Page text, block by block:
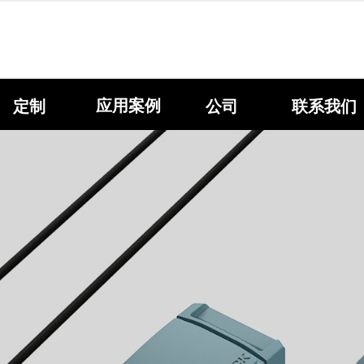
定制 应用案例 公司 联系我们